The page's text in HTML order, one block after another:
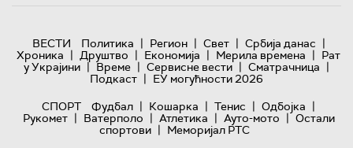
ВЕСТИ Политика | Регион | Свет | Србија данас |
Хроника | Друштво | Економија | Мерила времена | Рат
у Украјини | Време | Сервисне вести | Сматрачница |
Подкаст | ЕУ могућности 2026
СПОРТ
Фудбал | Кошарка | Тенис | Одбојка |
Рукомет | Ватерполо | Атлетика | Ауто-мото | Остали
спортови | Меморијал РТС